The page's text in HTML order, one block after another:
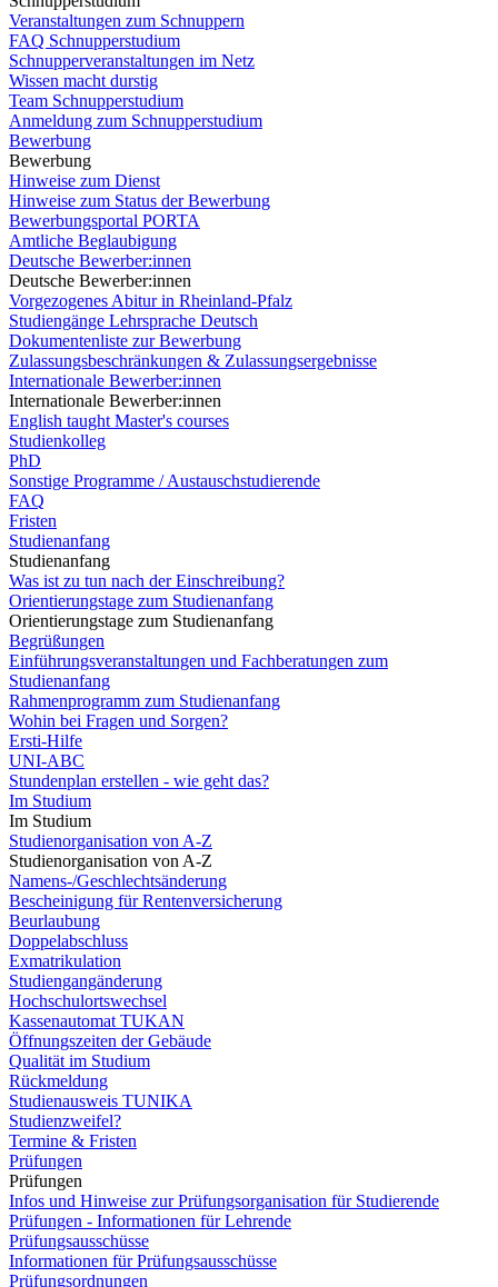
Veranstaltungen zum Schnuppern
FAQ Schnupperstudium
Schnupperveranstaltungen im Netz
Wissen macht durstig
Team Schnupperstudium
Anmeldung zum Schnupperstudium
Bewerbung
Bewerbung
Hinweise zum Dienst
Hinweise zum Status der Bewerbung
Bewerbungsportal PORTA
Amtliche Beglaubigung
Deutsche Bewerber:innen
Deutsche Bewerber:innen
Vorgezogenes Abitur in Rheinland-Pfalz
Studiengänge Lehrsprache Deutsch
Dokumentenliste zur Bewerbung
Zulassungsbeschränkungen & Zulassungsergebnisse
Internationale Bewerber:innen
Internationale Bewerber:innen
English taught Master's courses
Studienkolleg
PhD
Sonstige Programme / Austauschstudierende
FAQ
Fristen
Studienanfang
Studienanfang
Was ist zu tun nach der Einschreibung?
Orientierungstage zum Studienanfang
Orientierungstage zum Studienanfang
Begrüßungen
Einführungsveranstaltungen und Fachberatungen zum
Studienanfang
Rahmenprogramm zum Studienanfang
Wohin bei Fragen und Sorgen?
Ersti-Hilfe
UNI-ABC
Stundenplan erstellen - wie geht das?
Im Studium
Im Studium
Studienorganisation von A-Z
Studienorganisation von A-Z
Namens-/Geschlechtsänderung
Bescheinigung für Rentenversicherung
Beurlaubung
Doppelabschluss
Exmatrikulation
Studiengangänderung
Hochschulortswechsel
Kassenautomat TUKAN
Öffnungszeiten der Gebäude
Qualität im Studium
Rückmeldung
Studienausweis TUNIKA
Studienzweifel?
Termine & Fristen
Prüfungen
Prüfungen
Infos und Hinweise zur Prüfungsorganisation für Studierende
Prüfungen - Informationen für Lehrende
Prüfungsausschüsse
Informationen für Prüfungsausschüsse
Prüfungsordnungen